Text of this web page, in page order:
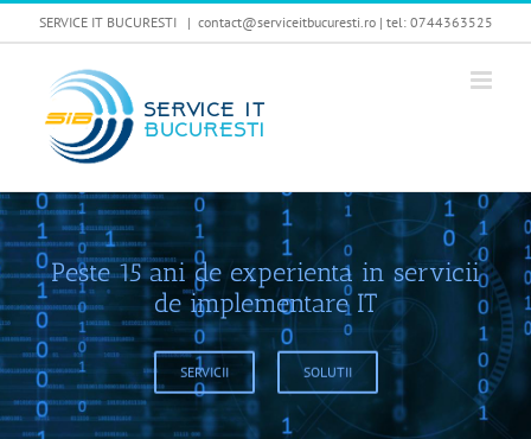
Skip
SERVICE IT BUCURESTI | contact@serviceitbucuresti.ro | tel: 0744363525
Peste 15 ani de experienta in servicii
de implementare IT
SERVICII SOLUTII